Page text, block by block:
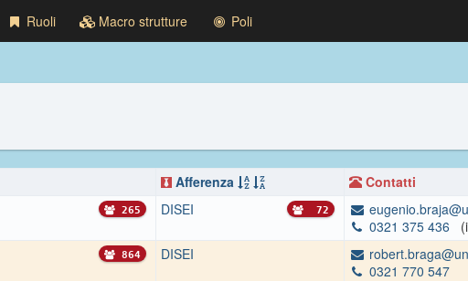
Ruoli Macro strutture Poli
Afferenza
Contatti
265 DISEI 72
0321 375 436
864 DISEI
0321 770 547